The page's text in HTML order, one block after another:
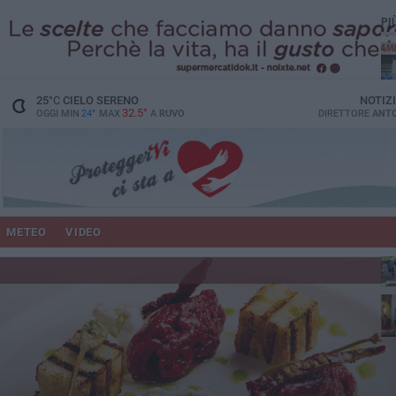
25°CCIELO SERENO
OGGI MIN 24° MAX 32.5° A RUVO DIRETTORE
METEO VIDEO